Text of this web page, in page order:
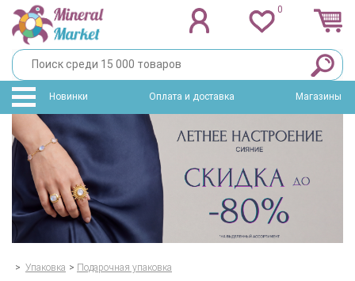
0
Новинки Оплата и доставка Магазины
> Упаковка > Подарочная упаковка